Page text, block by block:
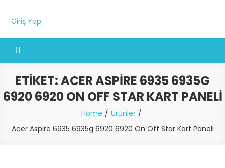
Giriş Yap
ETIKET:ACER ASPIRE 6935 6935G
6920 6920 ON OFF STAR KART PANELI
Home
Ürünler
Acer Aspire 6935 6935g 6920 6920 On Off Star Kart Paneli